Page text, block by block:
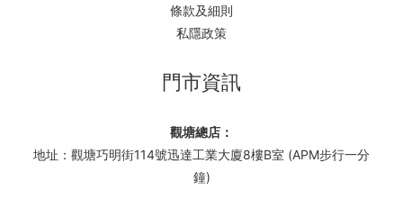
條款及細則
私隱政策
門市資訊
觀塘總店：
地址：觀塘巧明街114號迅達工業大廈8樓B室 (APM步行一分
鐘)